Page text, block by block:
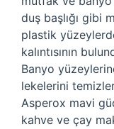
duş başlığı gibi
plastik
kalıntısının
Banyo
lekelerini
Asperox mavi güç
kahve ve çay